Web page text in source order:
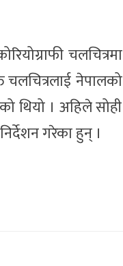
चलचित्रमा
चलचित्रलाई नेपालको
थियो । अहिले सोही
गरेका हुन् ।